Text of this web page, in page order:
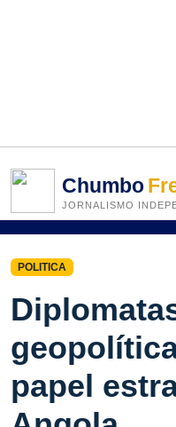
Chumbo
JORNALISMO
POLITICA
papel